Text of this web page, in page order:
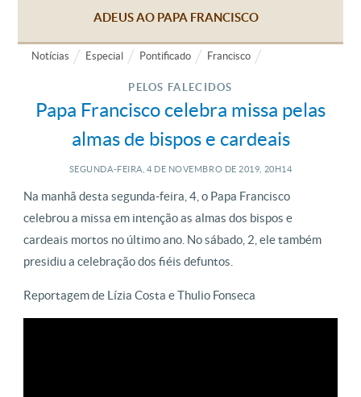
ADEUS AO PAPA FRANCISCO
Notícias Especial Pontificado Francisco
PELOS FALECIDOS
Papa Francisco celebra missa pelas
almas de bispos e cardeais
SEGUNDA-FEIRA, 4 DE NOVEMBRO DE 2019, 20H14
Na manhã desta segunda-feira, 4, o Papa Francisco
celebrou a missa em intenção as almas dos bispos e
cardeais mortos no último ano. No sábado, 2, ele também
presidiu a celebração dos fiéis defuntos.
Reportagem de Lízia Costa e Thulio Fonseca